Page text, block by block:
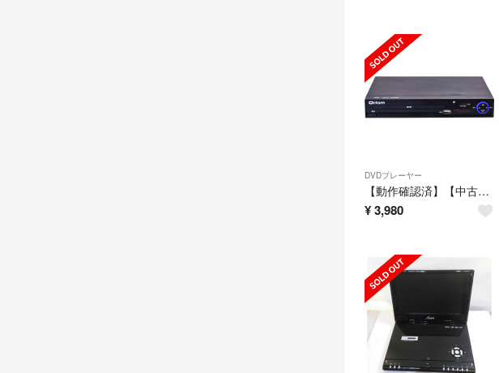
DVDプレーヤー
【動作確認済】【中古】ヤマゼン DVDプレーヤー DVP-H4215ED-B ブラック系 2018年製
¥3,980